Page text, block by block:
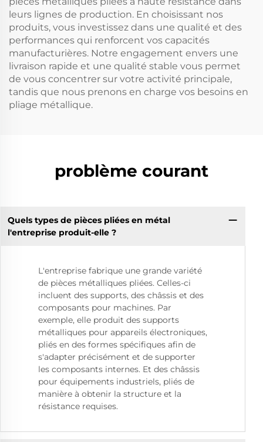
leurs lignes de production. En choisissant nos
produits, vous investissez dans une qualité et des
performances qui renforcent vos capacités
manufacturières. Notre engagement envers une
livraison rapide et une qualité stable vous permet
de vous concentrer sur votre activité principale,
tandis que nous prenons en charge vos besoins en
pliage métallique.
problème courant
Quels types de pièces pliées en métal
l'entreprise produit-elle ?
L'entreprise fabrique une grande variété
de pièces métalliques pliées. Celles-ci
incluent des supports, des châssis et des
composants pour machines. Par
exemple, elle produit des supports
métalliques pour appareils électroniques,
pliés en des formes spécifiques afin de
s'adapter précisément et de supporter
les composants internes. Et des châssis
pour équipements industriels, pliés de
manière à obtenir la structure et la
résistance requises.